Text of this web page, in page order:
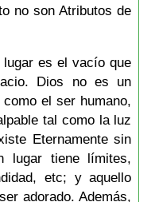
no son Atributos de
lugar es el vacío que
Dios no es un
el ser humano,
tal como la luz
Eternamente sin
lugar tiene límites,
etc; y aquello
adorado. Además,